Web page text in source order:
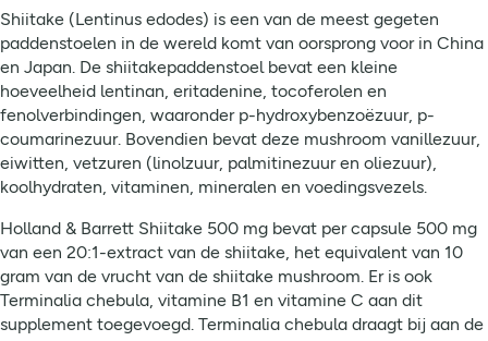
Shiitake (Lentinus edodes) is een van de meest gegeten
paddenstoelen in de wereld komt van oorsprong voor in China
en Japan. De shiitakepaddenstoel bevat een kleine
hoeveelheid lentinan, eritadenine, tocoferolen en
fenolverbindingen, waaronder p-hydroxybenzoëzuur, p-
coumarinezuur. Bovendien bevat deze mushroom vanillezuur,
eiwitten, vetzuren (linolzuur, palmitinezuur en oliezuur),
koolhydraten, vitaminen, mineralen en voedingsvezels.
Holland & Barrett Shiitake 500 mg bevat per capsule 500 mg
van een 20:1-extract van de shiitake, het equivalent van 10
gram van de vrucht van de shiitake mushroom. Er is ook
Terminalia chebula, vitamine B1 en vitamine C aan dit
supplement toegevoegd. Terminalia chebula draagt bij aan de